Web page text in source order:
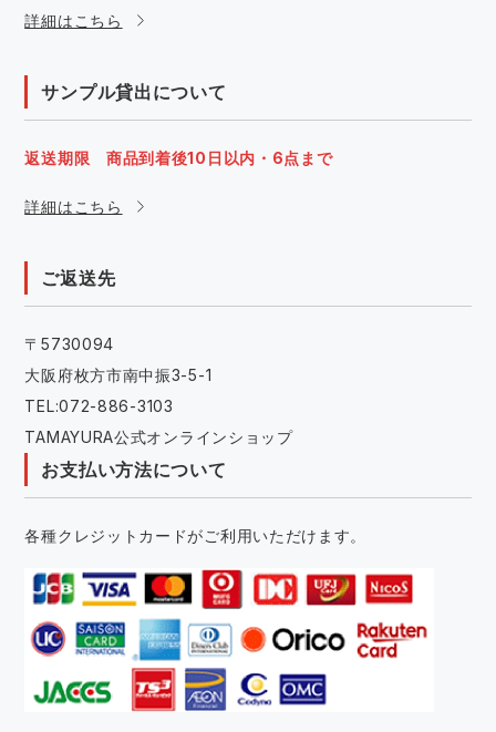
詳細はこちら
サンプル貸出について
返送期限 商品到着後10日以内・6点まで
詳細はこちら
ご返送先
〒5730094
大阪府枚方市南中振3-5-1
TEL:072-886-3103
TAMAYURA公式オンラインショップ
お支払い方法について
各種クレジットカードがご利用いただけます。